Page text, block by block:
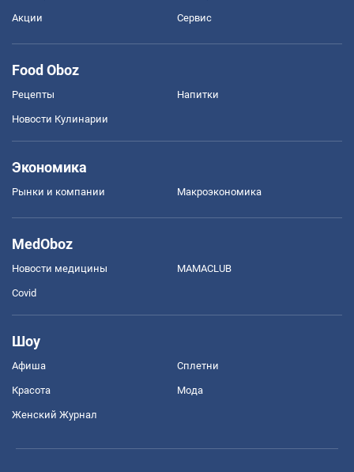
Акции Сервис
Food Oboz
Рецепты Напитки
Новости Кулинарии
Экономика
Рынки и компании Mакроэкономика
MedOboz
Новости медицины MAMACLUB
Covid
Шоу
Афиша Сплетни
Красота Мода
Женский Журнал